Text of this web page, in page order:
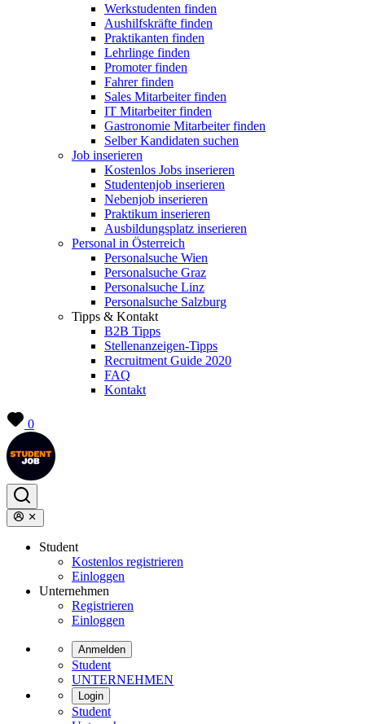
Werkstudenten finden
Aushilfskräfte finden
Praktikanten finden
Lehrlinge finden
Promoter finden
Fahrer finden
Sales Mitarbeiter finden
IT Mitarbeiter finden
Gastronomie Mitarbeiter finden
Selber Kandidaten suchen
Job inserieren
Kostenlos Jobs inserieren
Studentenjob inserieren
Nebenjob inserieren
Praktikum inserieren
Ausbildungsplatz inserieren
Personal in Österreich
Personalsuche Wien
Personalsuche Graz
Personalsuche Linz
Personalsuche Salzburg
Tipps & Kontakt
B2B Tipps
Stellenanzeigen-Tipps
Recruitment Guide 2020
FAQ
Kontakt
0
Student
Kostenlos registrieren
Einloggen
Unternehmen
Registrieren
Einloggen
Anmelden
Student
UNTERNEHMEN
Login
Student